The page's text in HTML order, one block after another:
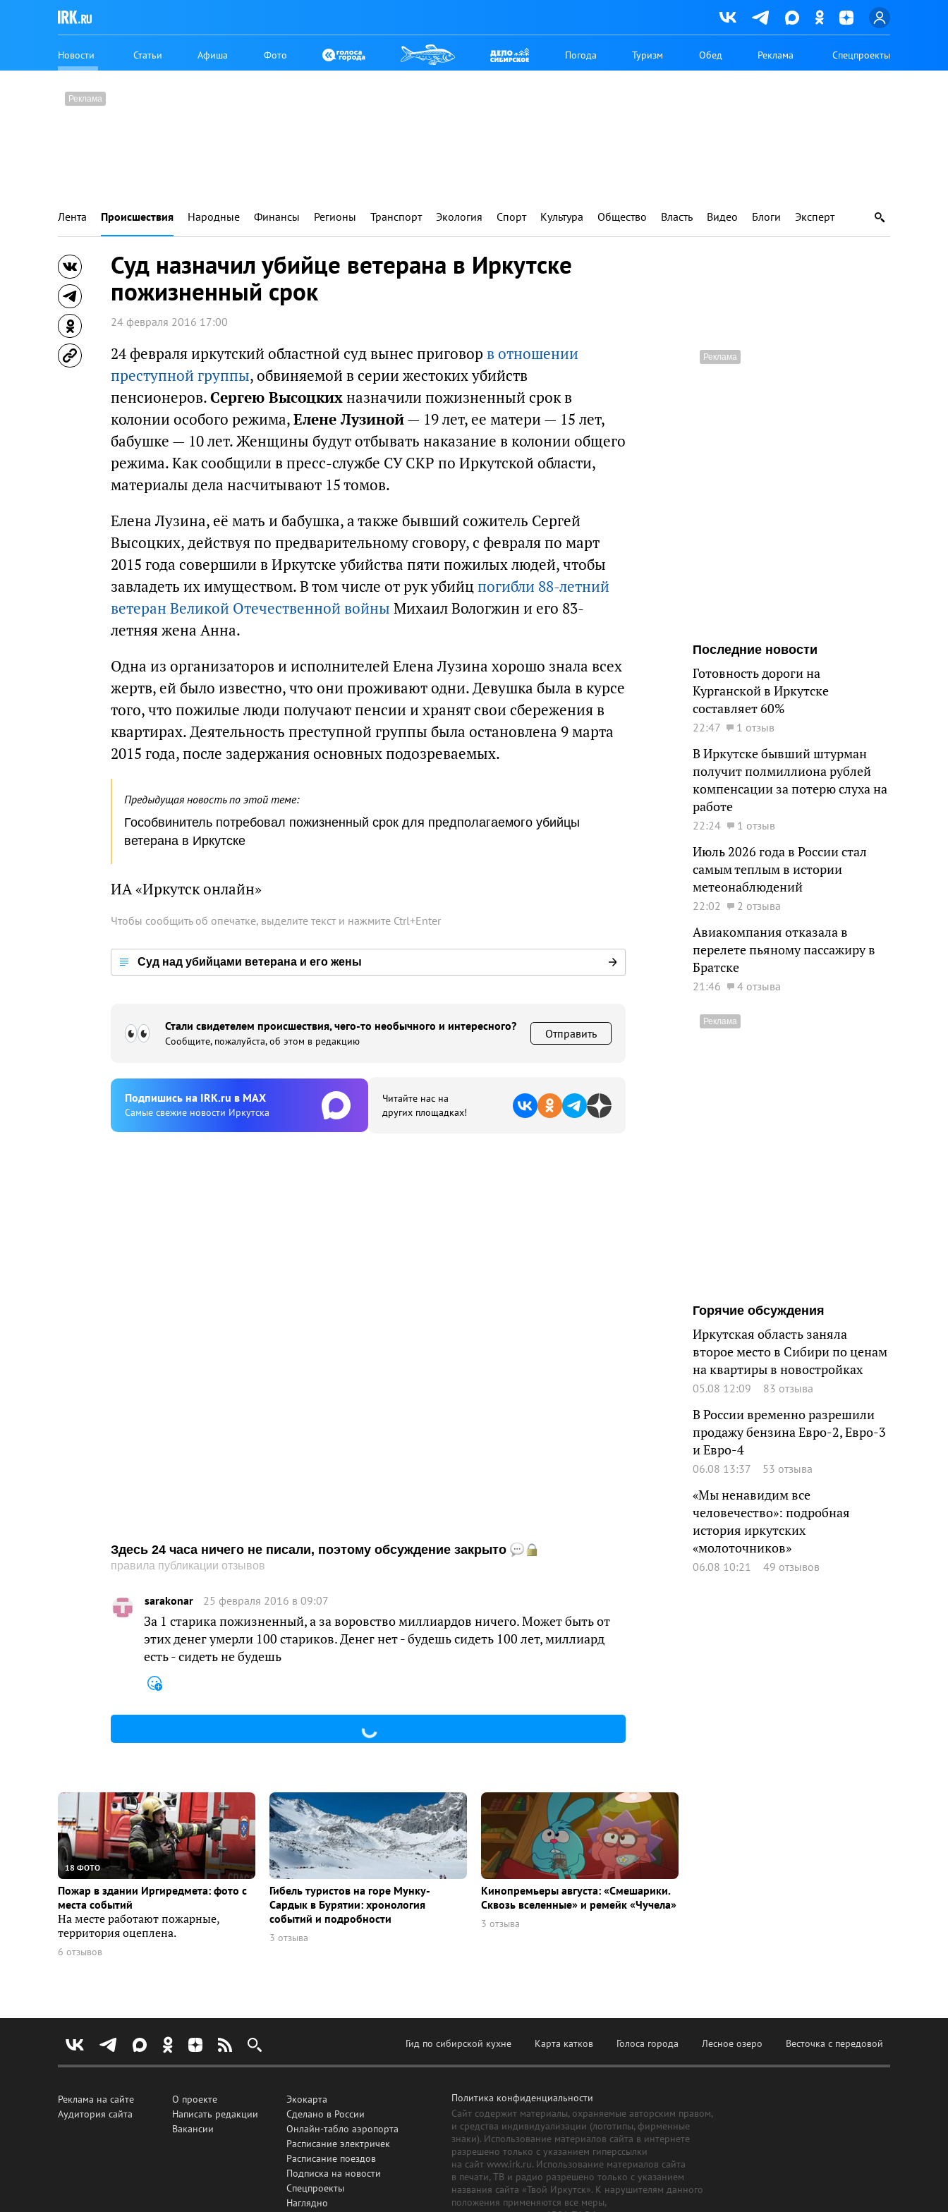
Новости Статьи Афиша Фото Погода Туризм Обед Реклама Спецпроекты
Лента Происшествия Народные Финансы Регионы Транспорт Экология Спорт Культура Общество Власть Видео Блоги Эксперт
Суд назначил убийце ветерана в Иркутске
пожизненный срок
24 февраля 2016 17:00
24 февраля иркутский областной суд вынес приговор в отношении
преступной группы, обвиняемой в серии жестоких убийств
пенсионеров.Сергею Высоцкихназначили пожизненный срок в
колонии особого режима,Елене Лузиной— 19 лет, ее матери — 15 лет,
бабушке — 10 лет. Женщины будут отбывать наказание в колонии общего
режима. Как сообщили в пресс-службе СУ СКР по Иркутской области,
материалы дела насчитывают 15 томов.
Елена Лузина, её мать и бабушка, а также бывший сожитель Сергей
Высоцких, действуя по предварительному сговору, с февраля по март
2015 года совершили в Иркутске убийства пяти пожилых людей, чтобы
завладеть их имуществом. В том числе от рук убийцпогибли 88-летний
ветеран Великой Отечественной войны Михаил Вологжин и его 83-
летняя жена Анна.
Одна из организаторов и исполнителей Елена Лузина хорошо знала всех
жертв, ей было известно, что они проживают одни. Девушка была в курсе
того, что пожилые люди получают пенсии и хранят свои сбережения в
квартирах. Деятельность преступной группы была остановлена 9 марта
2015 года, после задержания основных подозреваемых.
Предыдущая новость по этой теме:
Гособвинитель потребовал пожизненный срок для предполагаемого убийцы
ветерана в Иркутске
ИА «Иркутск онлайн»
Чтобы сообщить об опечатке, выделите текст и нажмите Ctrl+Enter
Суд над убийцами ветерана и его жены
Стали свидетелем происшествия, чего-то необычного и интересного?
Сообщите, пожалуйста, об этом в редакцию
Отправить
Подпишиcь на IRK.ru в MAX
Cамые свежие новости Иркутска
Читайте нас на
других площадках!
Здесь 24 часа ничего не писали, поэтому обсуждение закрыто
правила публикации отзывов
sarakonar 25 февраля 2016 в 09:07
За 1 старика пожизненный, а за воровство миллиардов ничего. Может быть от
этих денег умерли 100 стариков. Денег нет - будешь сидеть 100 лет, миллиард
есть - сидеть не будешь
Последние новости
Готовность дороги на
Курганской в Иркутске
составляет 60%
22:47 1 отзыв
В Иркутске бывший штурман
получит полмиллиона рублей
компенсации за потерю слуха на
работе
22:24 1 отзыв
Июль 2026 года в России стал
самым теплым в истории
метеонаблюдений
22:02 2 отзыва
Авиакомпания отказала в
перелете пьяному пассажиру в
Братске
21:46 4 отзыва
Горячие обсуждения
Иркутская область заняла
второе место в Сибири по ценам
на квартиры в новостройках
05.08 12:09 83 отзыва
В России временно разрешили
продажу бензина Евро-2, Евро-3
и Евро-4
06.08 13:37 53 отзыва
«Мы ненавидим все
человечество»: подробная
история иркутских
«молоточников»
06.08 10:21 49 отзывов
18 ФОТО
Пожар в здании Иргиредмета: фото с
места событий
На месте работают пожарные,
территория оцеплена.
6 отзывов
Гибель туристов на горе Мунку-
Сардык в Бурятии: хронология
событий и подробности
3 отзыва
Кинопремьеры августа: «Смешарики.
Сквозь вселенные» и ремейк «Чучела»
3 отзыва
Гид по сибирской кухне Карта катков Голоса города Лесное озеро Весточка с передовой
Реклама на сайте
Аудитория сайта
О проекте
Написать редакции
Вакансии
Экокарта
Сделано в России
Онлайн-табло аэропорта
Расписание электричек
Расписание поездов
Подписка на новости
Спецпроекты
Наглядно
Политика конфиденциальности
Сайт содержит материалы, охраняемые авторским правом,
и средства индивидуализации (логотипы, фирменные
знаки). Использование материалов сайта в интернете
разрешено только с указанием гиперссылки
на сайт www.irk.ru. Использование материалов сайта
в печати, ТВ и радио разрешено только с указанием
названия сайта «Твой Иркутск». К нарушителям данного
положения применяются все меры,